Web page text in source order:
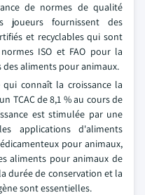
de normes de qualité
joueurs fournissent des
et recyclables qui sont
ISO et FAO pour la
aliments pour animaux.
connaît la croissance la
TCAC de 8,1 % au cours de
est stimulée par une
applications d'aliments
pour animaux,
aliments pour animaux de
durée de conservation et la
sont essentielles.